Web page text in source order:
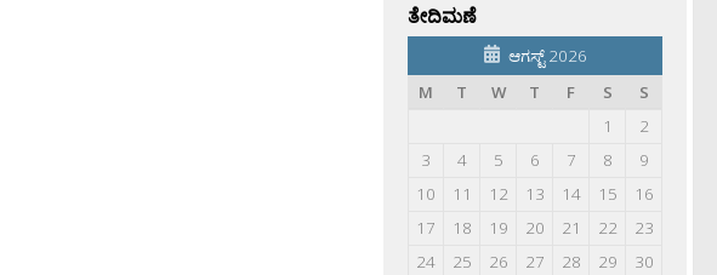
ತೇದಿಮಣೆ
ಆಗಸ್ಟ್ 2026
M
T W T F S
S
1
2
3
4 5 6 7 8
9
10
11 12 13 14 15
16
17
18 19 20 21 22
23
24
25 26 27 28 29
30